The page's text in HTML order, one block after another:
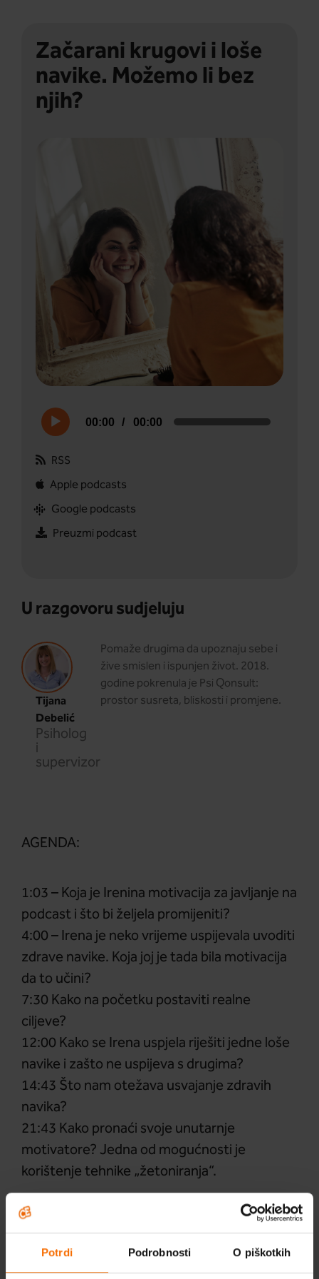
Potrdi Podrobnosti O piškotkih
Začarani krugovi i loše
navike. Možemo li bez
njih?
Audio
Player
00:00 00:00
RSS
Apple podcasts
Google podcasts
Preuzmi podcast
U razgovoru sudjeluju
Tijana
Debelić
Psiholog
i
supervizor
Pomaže drugima da upoznaju sebe i
žive smislen i ispunjen život. 2018.
godine pokrenula je Psi Qonsult:
prostor susreta, bliskosti i promjene.
AGENDA:
1:03 – Koja je Irenina motivacija za javljanje na
podcast i što bi željela promijeniti?
4:00 – Irena je neko vrijeme uspijevala uvoditi
zdrave navike. Koja joj je tada bila motivacija
da to učini?
7:30 Kako na početku postaviti realne
ciljeve?
12:00 Kako se Irena uspjela riješiti jedne loše
navike i zašto ne uspijeva s drugima?
14:43 Što nam otežava usvajanje zdravih
navika?
21:43 Kako pronaći svoje unutarnje
motivatore? Jedna od mogućnosti je
korištenje tehnike „žetoniranja“.
Saznajte kako zavoljeti vlastito tijelo .
Zanima vas zašto ne možemo sebe